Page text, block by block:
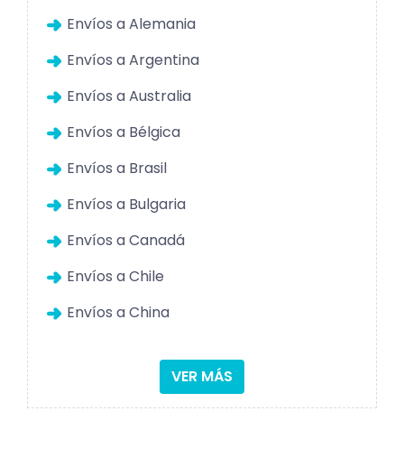
Envíos a Alemania
Envíos a Argentina
Envíos a Australia
Envíos a Bélgica
Envíos a Brasil
Envíos a Bulgaria
Envíos a Canadá
Envíos a Chile
Envíos a China
VER MÁS